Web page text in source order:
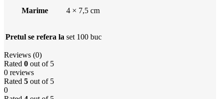
Marime 4 × 7,5 cm
Pretul se refera la set 100 buc
Reviews (0)
Rated 0 out of 5
0 reviews
Rated 5 out of 5
0